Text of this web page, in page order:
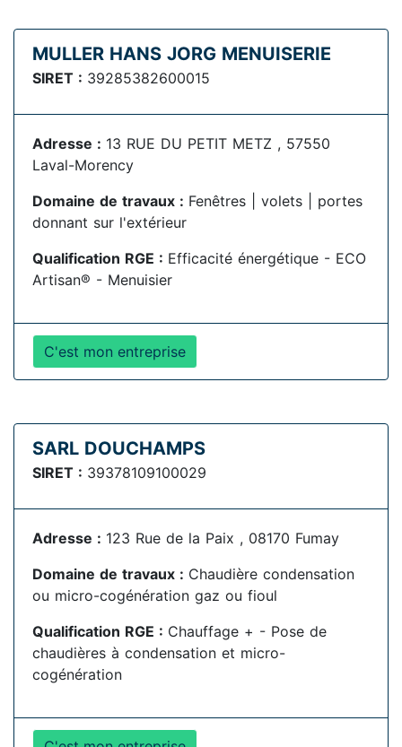
MULLER HANS JORG MENUISERIE
SIRET : 39285382600015
Adresse : 13 RUE DU PETIT METZ , 57550
Laval-Morency
Domaine de travaux : Fenêtres | volets | portes
donnant sur l'extérieur
Qualification RGE : Efficacité énergétique - ECO
Artisan® - Menuisier
C'est mon entreprise
SARL DOUCHAMPS
SIRET : 39378109100029
Adresse : 123 Rue de la Paix , 08170 Fumay
Domaine de travaux : Chaudière condensation
ou micro-cogénération gaz ou fioul
Qualification RGE : Chauffage + - Pose de
chaudières à condensation et micro-
cogénération